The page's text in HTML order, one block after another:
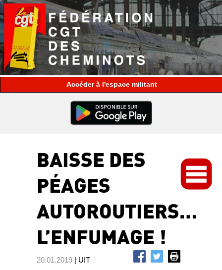
espace militant
BAISSE DES
PÉAGES
AUTOROUTIERS…
L’ENFUMAGE !
20.01.2019 | UIT